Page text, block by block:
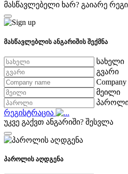
მასწავლებელი ხარ? გაიარე
მასწავლებლის ანგარიშის შექმნა
სახელი
გვარი
Company
მეილი
რეგისტრაცია
უკვე გაქვთ ანგარიში? შესვლა
პაროლის აღდგენა